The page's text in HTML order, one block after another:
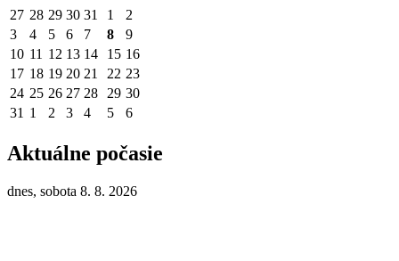
27 28 29 30 31 1
2
3
4 5 6 7 8
9
10 11 12 13 14 15 16
17 18 19 20 21 22 23
24 25 26 27 28 29 30
31 1 2 3 4 5 6
Aktuálne počasie
dnes, sobota 8. 8. 2026